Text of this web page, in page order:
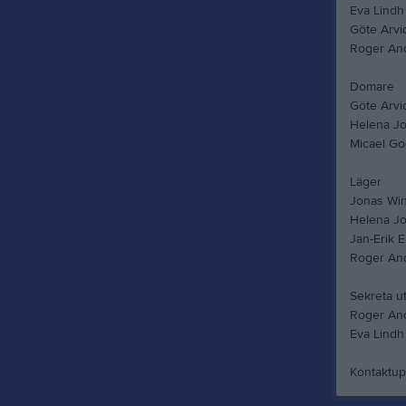
Eva Lindh
Göte
Roger
Domare
Göte
Helena
Micael
Läger
Jonas
Helena
Jan-Erik
Roger
Sekreta
Roger
Eva Lindh